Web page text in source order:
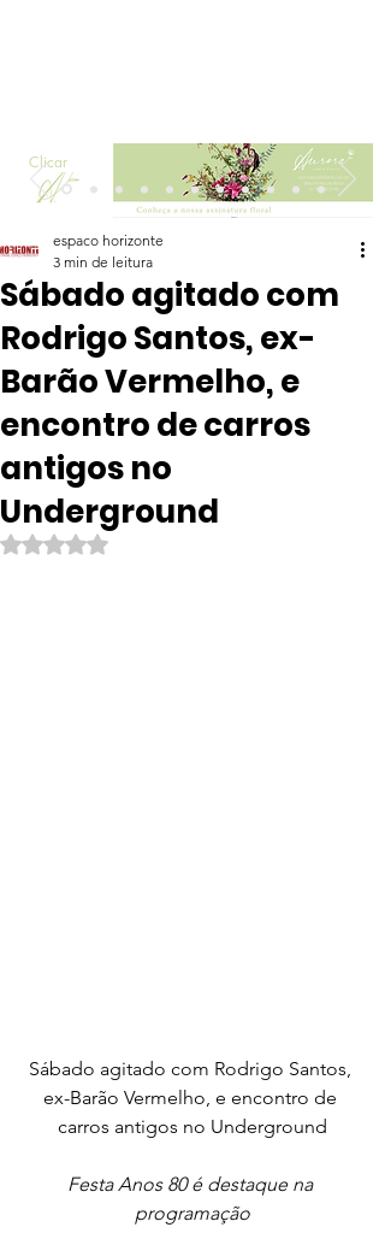
Clicar
Sábado agitado com
Rodrigo Santos, ex-
Barão Vermelho, e
encontro de carros
antigos no
Underground
espaco horizonte
3 min de leitura
Avaliado com NaN de 5 estrelas.
Sábado agitado com Rodrigo Santos,
ex-Barão Vermelho, e encontro de
carros antigos no Underground
Festa Anos 80 é destaque na
programação